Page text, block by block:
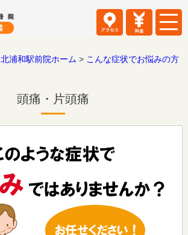
北浦和駅前院ホーム > こんな症状でお悩みの方
頭痛・片頭痛